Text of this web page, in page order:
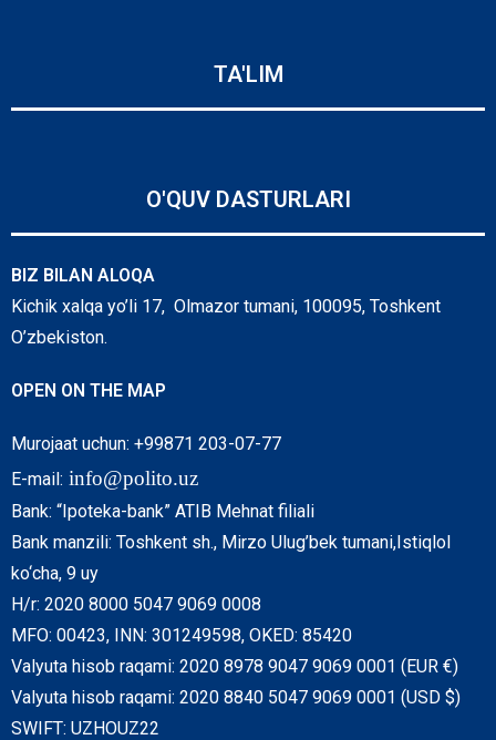
TA'LIM
O'QUV DASTURLARI
BIZ BILAN ALOQA
Kichik xalqa yo’li 17, Olmazor tumani, 100095, Toshkent
O’zbekiston.
OPEN ON THE MAP
Murojaat uchun: +99871 203-07-77
E-mail: info@polito.uz
Bank: “Ipoteka-bank” ATIB Mehnat filiali
Bank manzili: Toshkent sh., Mirzo Ulug’bek tumani,Istiqlol
ko‘cha, 9 uy
H/r: 2020 8000 5047 9069 0008
MFO: 00423, INN: 301249598, OKED: 85420
Valyuta hisob raqami: 2020 8978 9047 9069 0001 (EUR €)
Valyuta hisob raqami: 2020 8840 5047 9069 0001 (USD $)
SWIFT: UZHOUZ22